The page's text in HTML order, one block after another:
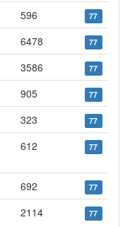
596 77
6478 77
3586 77
905 77
323 77
612 77
692 77
2114 77